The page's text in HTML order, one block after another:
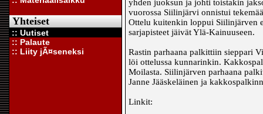
Yhteiset
:: Uutiset
:: Palaute
:: Liity jÃ¤seneksi
yhden juoksun ja johti toistakin
vuorossa Siilinjärvi onnistui
Ottelu kuitenkin loppui Siilinjärven
sarjapisteet jäivät Ylä-Kainuuseen.
Rastin parhaana palkittiin sieppari
löi ottelussa kunnarinkin.
Moilasta. Siilinjärven parhaana
Janne Jääskeläinen ja
Linkit: